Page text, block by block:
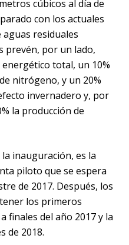
cúbicos al día de
con los actuales
residuales
prevén, por un lado,
total, un 10%
nitrógeno, y un 20%
invernadero y, por
la producción de
inauguración, es la
piloto que se espera
de 2017. Después, los
los primeros
finales del año 2017 y la
de 2018.